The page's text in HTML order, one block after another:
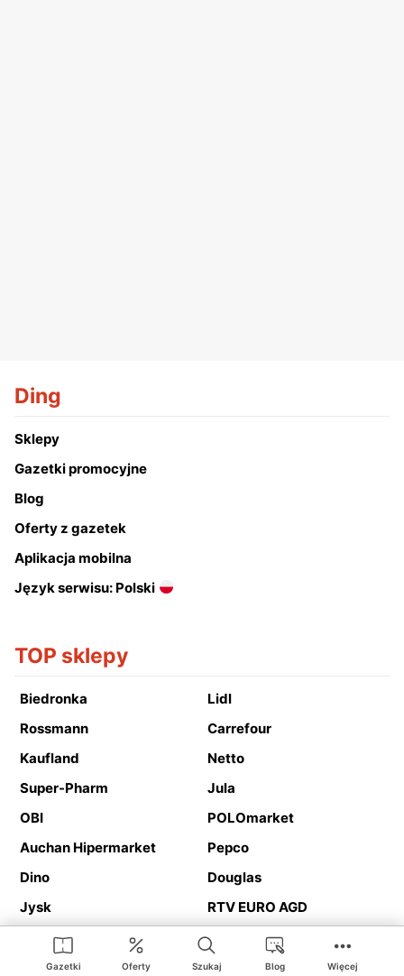
Gazetki Oferty Szukaj Blog Więcej
Ding
Sklepy
Gazetki promocyjne
Blog
Oferty z gazetek
Aplikacja mobilna
Język serwisu: Polski
TOP sklepy
Biedronka
Lidl
Rossmann
Carrefour
Kaufland
Netto
Super-Pharm
Jula
OBI
POLOmarket
Auchan Hipermarket
Pepco
Dino
Douglas
Jysk
RTV EURO AGD
Action
Media Expert
Deichmann
Media Markt